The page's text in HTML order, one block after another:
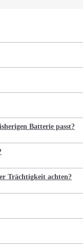
Batterie passt?
Trächtigkeit achten?